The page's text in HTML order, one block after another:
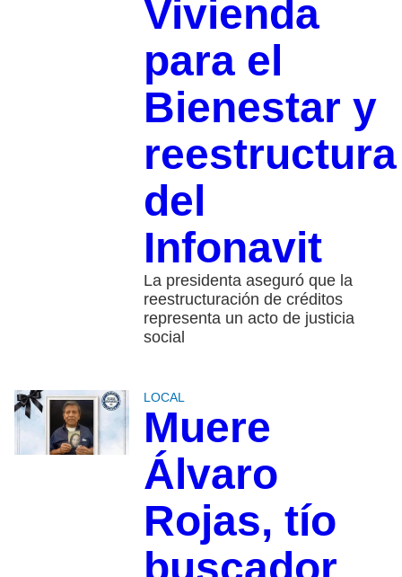
Vivienda
para el
Bienestar y
reestructura
del
Infonavit
La presidenta aseguró que la
reestructuración de créditos
representa un acto de justicia
social
LOCAL
Muere
Álvaro
Rojas, tío
buscador